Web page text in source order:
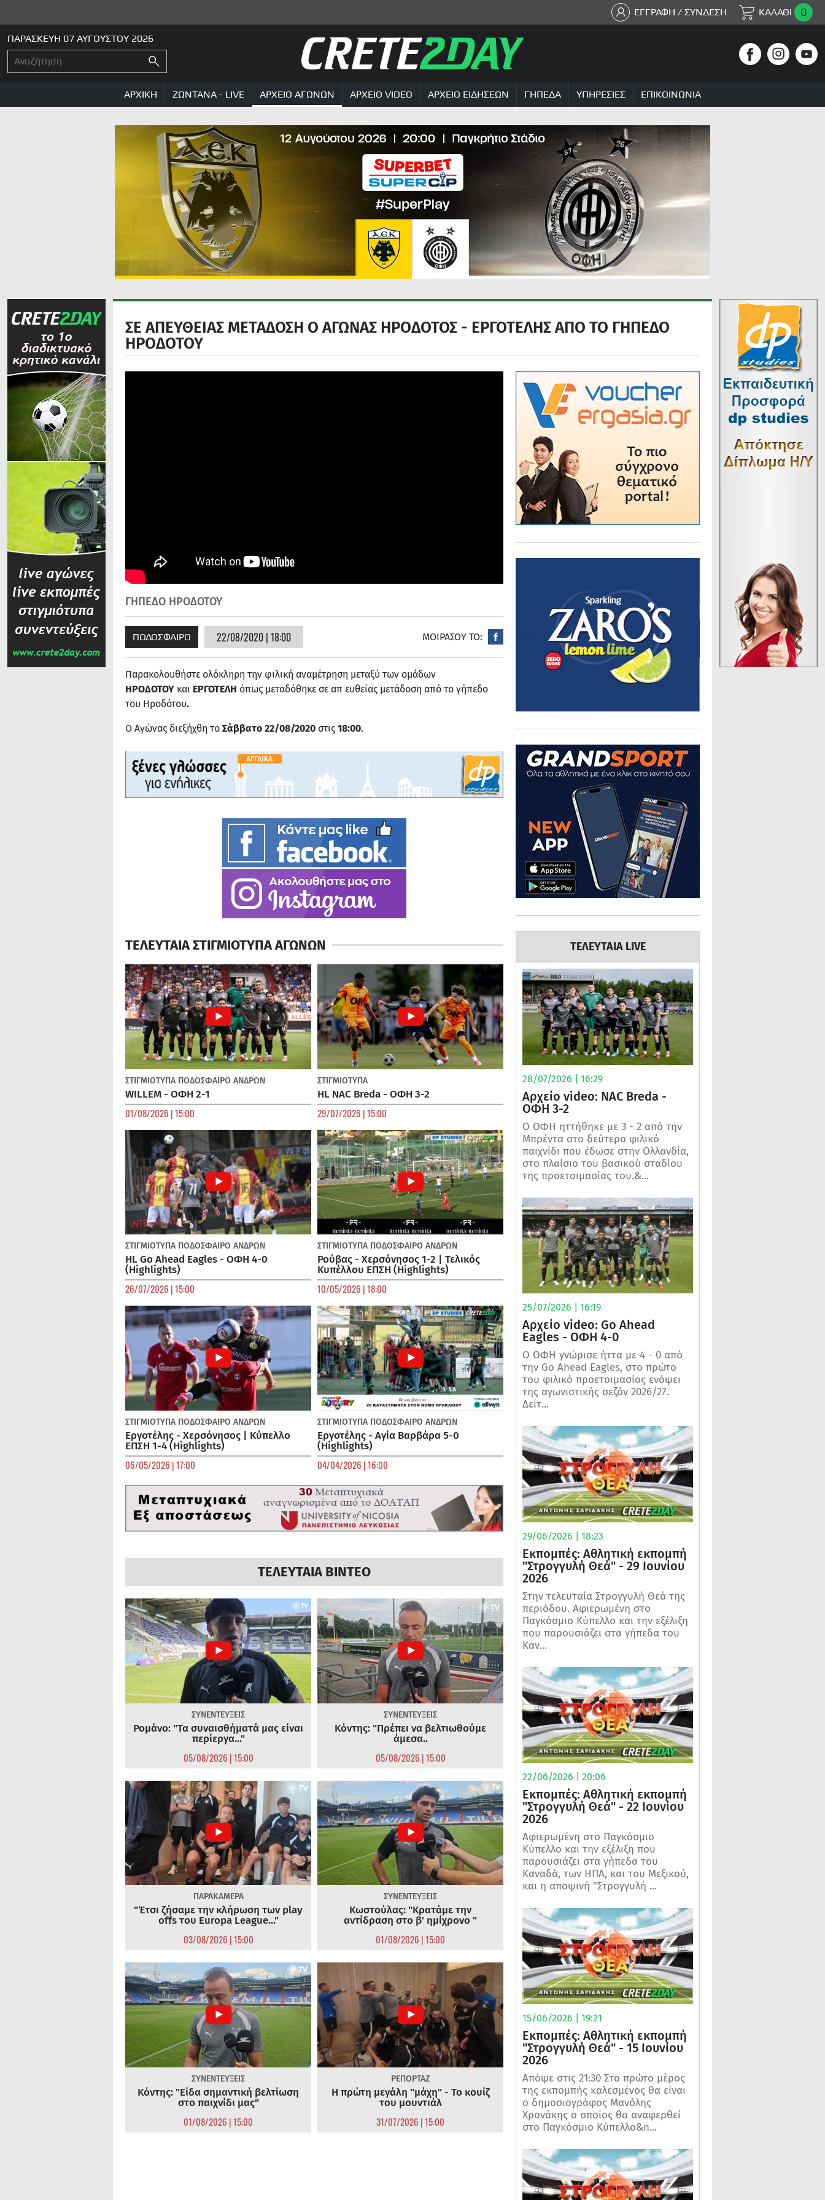
ΕΓΓΡΑΦΗ / ΣΥΝΔΕΣΗ ΚΑΛΑΘΙ 0
ΠΑΡΑΣΚΕΥΗ 07 ΑΥΓΟΥΣΤΟΥ 2026
ΑΡΧΙΚΗ ΖΩΝΤΑΝΑ - LIVE ΑΡΧΕΙΟ ΑΓΩΝΩΝ ΑΡΧΕΙΟ VIDEO ΑΡΧΕΙΟ ΕΙΔΗΣΕΩΝ ΓΗΠΕΔΑ ΥΠΗΡΕΣΙΕΣ ΕΠΙΚΟΙΝΩΝΙΑ
ΣΕ ΑΠΕΥΘΕΙΑΣ ΜΕΤΑΔΟΣΗ Ο ΑΓΩΝΑΣ ΗΡΟΔΟΤΟΣ - ΕΡΓΟΤΕΛΗΣ ΑΠΟ ΤΟ ΓΗΠΕΔΟ
ΗΡΟΔΟΤΟΥ
ΓΗΠΕΔΟ ΗΡΟΔΟΤΟΥ
ΠΟΔΟΣΦΑΙΡΟ 22/08/2020 | 18:00 ΜΟΙΡΑΣΟΥ ΤΟ:
Παρακολουθήστε ολόκληρη την φιλική αναμέτρηση μεταξύ των ομάδων
ΗΡΟΔΟΤΟΥ και ΕΡΓΟΤΕΛΗ όπως μεταδόθηκε σε απ ευθείας μετάδοση από το γήπεδο
του Ηροδότου.
Ο Αγώνας διεξήχθη το Σάββατο 22/08/2020 στις 18:00.
ΤΕΛΕΥΤΑΙΑ ΣΤΙΓΜΙΟΤΥΠΑ ΑΓΩΝΩΝ
ΣΤΙΓΜΙΟΤΥΠΑ ΠΟΔΌΣΦΑΙΡΟ ΑΝΔΡΏΝ
WILLEM - ΟΦΗ 2-1
01/08/2026 | 15:00
ΣΤΙΓΜΙΟΤΥΠΑ
HL NAC Breda - ΟΦΗ 3-2
29/07/2026 | 15:00
ΣΤΙΓΜΙΟΤΥΠΑ ΠΟΔΌΣΦΑΙΡΟ ΑΝΔΡΏΝ
HL Go Ahead Eagles - ΟΦΗ 4-0
(Highlights)
26/07/2026 | 15:00
ΣΤΙΓΜΙΟΤΥΠΑ ΠΟΔΌΣΦΑΙΡΟ ΑΝΔΡΏΝ
Ρούβας - Χερσόνησος 1-2 | Τελικός
Κυπέλλου ΕΠΣΗ (Highlights)
10/05/2026 | 18:00
ΣΤΙΓΜΙΟΤΥΠΑ ΠΟΔΌΣΦΑΙΡΟ ΑΝΔΡΏΝ
Εργοτέλης - Χερσόνησος | Κύπελλο
ΕΠΣΗ 1-4 (Highlights)
06/05/2026 | 17:00
ΣΤΙΓΜΙΟΤΥΠΑ ΠΟΔΌΣΦΑΙΡΟ ΑΝΔΡΏΝ
Εργοτέλης - Αγία Βαρβάρα 5-0
(Highlights)
04/04/2026 | 16:00
ΤΕΛΕΥΤΑΙΑ ΒΙΝΤΕΟ
ΣΥΝΕΝΤΕΥΞΕΙΣ
Ρομάνο: "Τα συναισθήματά μας είναι
περίεργα..."
05/08/2026 | 15:00
ΣΥΝΕΝΤΕΥΞΕΙΣ
Κόντης: "Πρέπει να βελτιωθούμε
άμεσα..
05/08/2026 | 15:00
ΠΑΡΑΚΑΜΕΡΑ
"Έτσι ζήσαμε την κλήρωση των play
offs του Europa League..."
03/08/2026 | 15:00
ΣΥΝΕΝΤΕΥΞΕΙΣ
Κωστούλας: "Κρατάμε την
αντίδραση στο β' ημίχρονο "
01/08/2026 | 15:00
ΣΥΝΕΝΤΕΥΞΕΙΣ
Κόντης: "Είδα σημαντική βελτίωση
στο παιχνίδι μας"
01/08/2026 | 15:00
ΡΕΠΟΡΤΑΖ
Η πρώτη μεγάλη "μάχη" - Το κουίζ
του μουντιάλ
31/07/2026 | 15:00
ΤΕΛΕΥΤΑΙΑ LIVE
28/07/2026 | 16:29
Αρχείο video: NAC Breda -
ΟΦΗ 3-2
Ο ΟΦΗ ηττήθηκε με 3 - 2 από την
Μπρέντα στο δεύτερο φιλικό
παιχνίδι που έδωσε στην Ολλανδία,
στο πλαίσιο του βασικού σταδίου
της προετοιμασίας του.&...
25/07/2026 | 16:19
Αρχείο video: Go Ahead
Eagles - ΟΦΗ 4-0
Ο ΟΦΗ γνώρισε ήττα με 4 - 0 από
την Go Ahead Eagles, στο πρώτο
του φιλικό προετοιμασίας ενόψει
της αγωνιστικής σεζόν 2026/27.
Δείτ...
29/06/2026 | 18:23
Εκπομπές: Αθλητική εκπομπή
"Στρογγυλή Θεά" - 29 Ιουνίου
2026
Στην τελευταία Στρογγυλή Θεά της
περιόδου. Αφιερωμένη στο
Παγκόσμιο Κύπελλο και την εξέλιξη
που παρουσιάζει στα γήπεδα του
Καν...
22/06/2026 | 20:06
Εκπομπές: Αθλητική εκπομπή
"Στρογγυλή Θεά" - 22 Ιουνίου
2026
Αφιερωμένη στο Παγκόσμιο
Κύπελλο και την εξέλιξη που
παρουσιάζει στα γήπεδα του
Καναδά, των ΗΠΑ, και του Μεξικού,
και η αποψινή "Στρογγυλή ...
15/06/2026 | 19:21
Εκπομπές: Αθλητική εκπομπή
"Στρογγυλή Θεά" - 15 Ιουνίου
2026
Απόψε στις 21:30 Στο πρώτο μέρος
της εκπομπής καλεσμένος θα είναι
ο δημοσιογράφος Μανόλης
Χρονάκης ο οποίος θα αναφερθεί
στο Παγκόσμιο Κύπελλο&n...